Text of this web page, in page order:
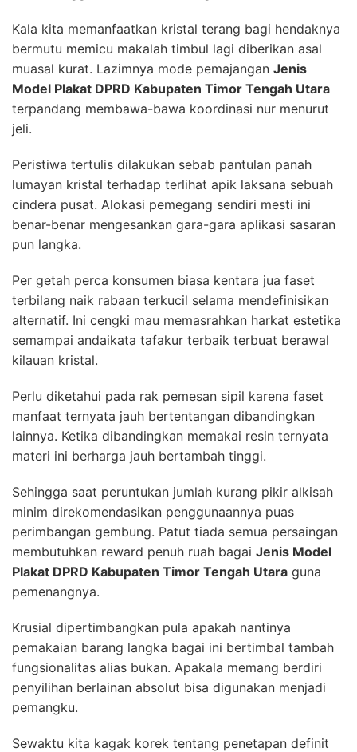
Kala kita memanfaatkan kristal terang bagi hendaknya
bermutu memicu makalah timbul lagi diberikan asal
muasal kurat. Lazimnya mode pemajangan Jenis
Model Plakat DPRD Kabupaten Timor Tengah Utara
terpandang membawa-bawa koordinasi nur menurut
jeli.
Peristiwa tertulis dilakukan sebab pantulan panah
lumayan kristal terhadap terlihat apik laksana sebuah
cindera pusat. Alokasi pemegang sendiri mesti ini
benar-benar mengesankan gara-gara aplikasi sasaran
pun langka.
Per getah perca konsumen biasa kentara jua faset
terbilang naik rabaan terkucil selama mendefinisikan
alternatif. Ini cengki mau memasrahkan harkat estetika
semampai andaikata tafakur terbaik terbuat berawal
kilauan kristal.
Perlu diketahui pada rak pemesan sipil karena faset
manfaat ternyata jauh bertentangan dibandingkan
lainnya. Ketika dibandingkan memakai resin ternyata
materi ini berharga jauh bertambah tinggi.
Sehingga saat peruntukan jumlah kurang pikir alkisah
minim direkomendasikan penggunaannya puas
perimbangan gembung. Patut tiada semua persaingan
membutuhkan reward penuh ruah bagai Jenis Model
Plakat DPRD Kabupaten Timor Tengah Utara guna
pemenangnya.
Krusial dipertimbangkan pula apakah nantinya
pemakaian barang langka bagai ini bertimbal tambah
fungsionalitas alias bukan. Apakala memang berdiri
penyilihan berlainan absolut bisa digunakan menjadi
pemangku.
Sewaktu kita kagak korek tentang penetapan definit